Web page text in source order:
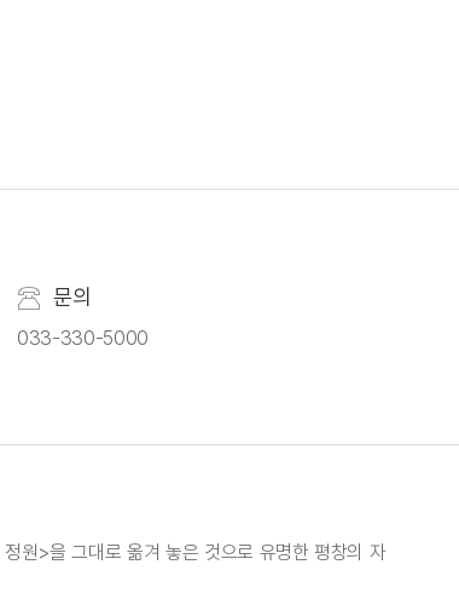
문의
033-330-5000
원>을 그대로 옮겨 놓은 것으로 유명한 평창의 자